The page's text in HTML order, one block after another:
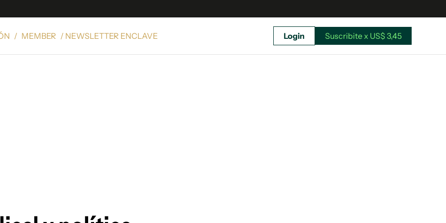
/ MEMBER / NEWSLETTER ENCLAVE Login Suscribite x US$ 3,45